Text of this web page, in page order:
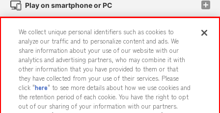
Play on smartphone or PC
Events and Campaigns
Affiliate Sustainability site policy privacy policy
Web accessibility policy and verification results
We collect unique personal identifiers such as cookies to
analyze our traffic and to personalize content and ads. We
share information about your use of our website with our
analytics and advertising partners, who may combine it with
other information that you have provided to them or that
they have collected from your use of their services. Please
click "here" to see more details about how we use cookies and
the retention period of each cookie. You have the right to opt
out of our sharing of your information with our partners.